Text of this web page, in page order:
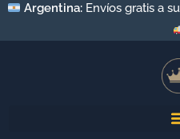
Argentina: Envíos gratis a